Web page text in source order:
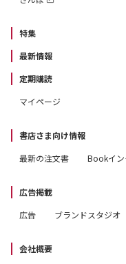
特集
最新情報
定期購読
マイページ
書店さま向け情報
最新の注文書
Bookイン
広告掲載
広告
ブランドスタジオ
会社概要